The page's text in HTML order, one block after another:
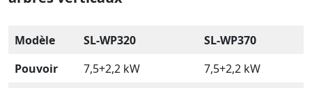
Modèle SL-WP320
SL-WP370
Pouvoir
7,5+2,2 kW
7,5+2,2 kW